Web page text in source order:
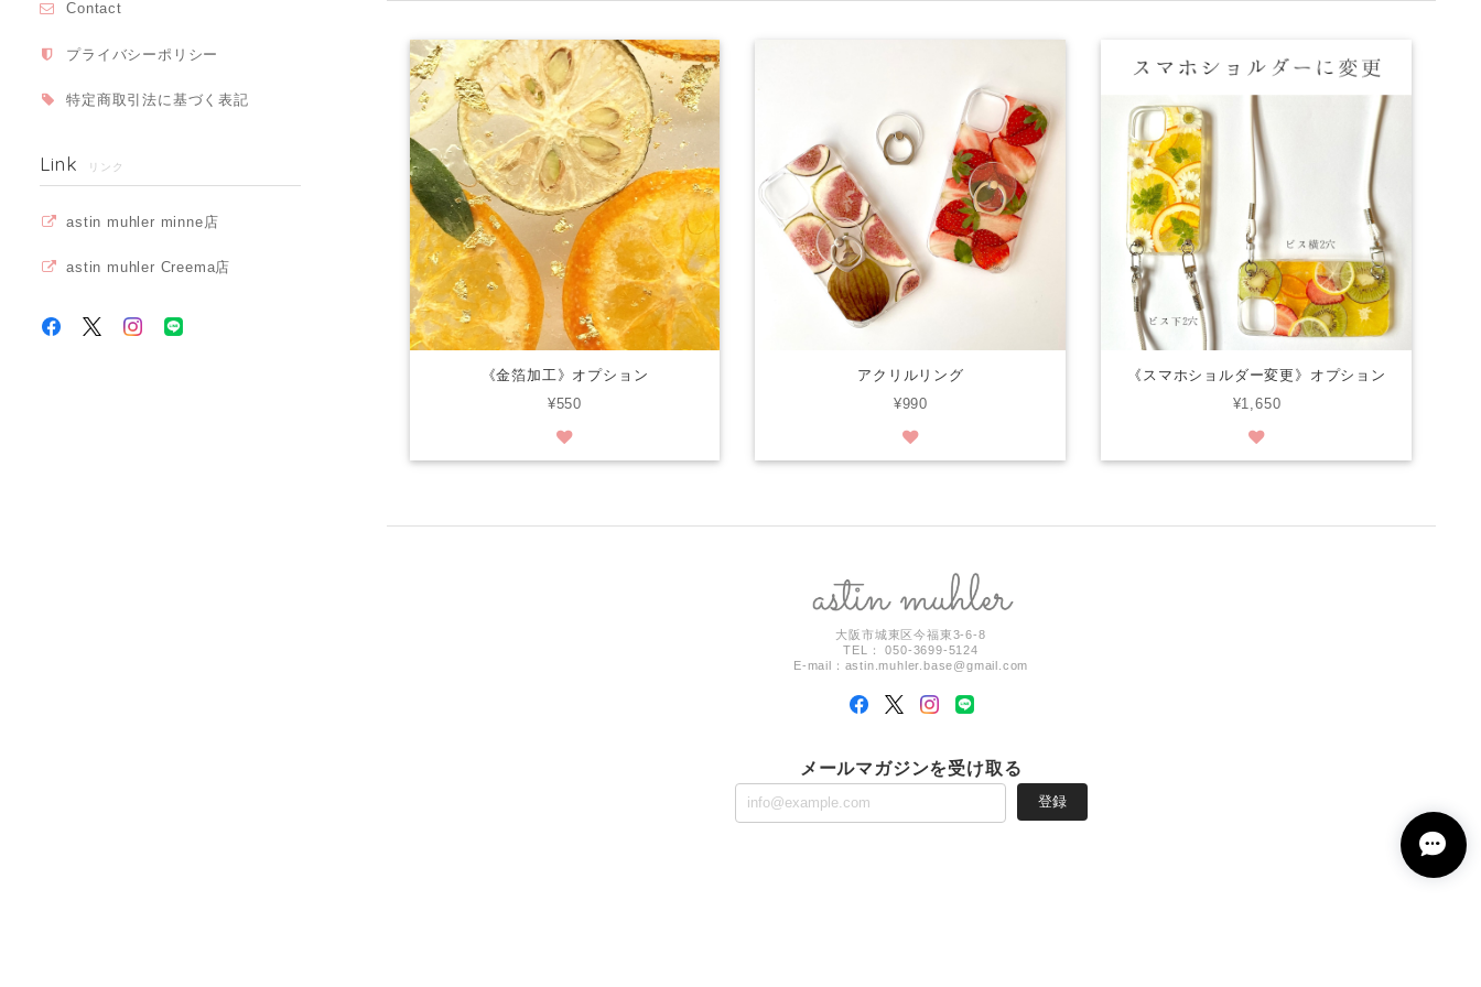
Contact
プライバシーポリシー
特定商取引法に基づく表記
Link リンク
astin muhler minne店
astin muhler Creema店
《金箔加工》オプション
¥550
アクリルリング
¥990
《スマホショルダー変更》オプション
¥1,650
大阪市城東区今福東3-6-8
TEL： 050-3699-5124
E-mail： astin.muhler.base@gmail.com
メールマガジンを受け取る
登録